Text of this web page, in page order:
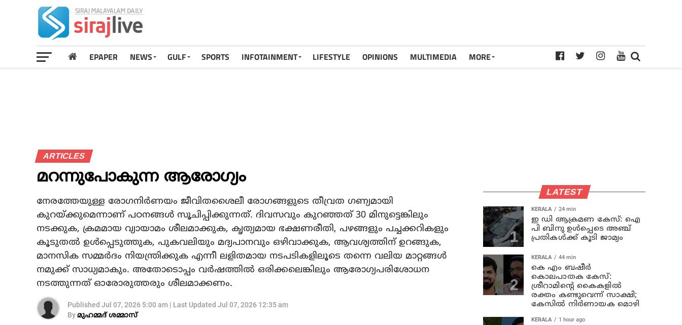
EPAPER NEWS GULF SPORTS INFOTAINMENT LIFESTYLE OPINIONS MULTIMEDIA MORE
ARTICLES
മറന്നുപോകുന്ന ആരോഗ്യം
നേരത്തേയുള്ള രോഗനിര്‍ണയം ജീവിതശൈലീ രോഗങ്ങളുടെ തീവ്രത ഗണ്യമായി
കുറയ്ക്കുമെന്നാണ് പഠനങ്ങള്‍ സൂചിപ്പിക്കുന്നത്. ദിവസവും കുറഞ്ഞത് 30 മിനുട്ടെങ്കിലും
നടക്കുക, ക്രമമായ വ്യായാമം ശീലമാക്കുക, കൃത്യമായ ഭക്ഷണരീതി, പഴങ്ങളും പച്ചക്കറികളും
കൂടുതല്‍ ഉള്‍പ്പെടുത്തുക, പുകവലിയും മദ്യപാനവും ഒഴിവാക്കുക, ആവശ്യത്തിന് ഉറങ്ങുക,
മാനസിക സമ്മര്‍ദം നിയന്ത്രിക്കുക എന്നീ ലളിതമായ നടപടികളിലൂടെ തന്നെ വലിയ മാറ്റങ്ങള്‍
നമുക്ക് സാധ്യമാകും. അതോടൊപ്പം വര്‍ഷത്തില്‍ ഒരിക്കലെങ്കിലും ആരോഗ്യപരിശോധന
നടത്തുന്നത് ഓരോരുത്തരും ശീലമാക്കണം.
Published Jul 07, 2026 5:00 am | Last Updated Jul 07, 2026 12:35 am
Byമുഹമ്മദ് ശമ്മാസ്
LATEST
KERALA 24 min
ഇ ഡി ആക്രമണ കേസ്: ഐ
പി ബിനു ഉള്‍പ്പെടെ അഞ്ച്
പ്രതികള്‍ക്ക് കൂടി ജാമ്യം
KERALA 44 min
കെ എം ബഷീര്‍
കൊലപാതക കേസ്:
ശ്രീറാമിന്റെ കൈകളില്‍
രക്തം കണ്ടുവെന്ന് സാക്ഷി;
കേസില്‍ നിര്‍ണായക മൊഴി
KERALA 1 hour ago